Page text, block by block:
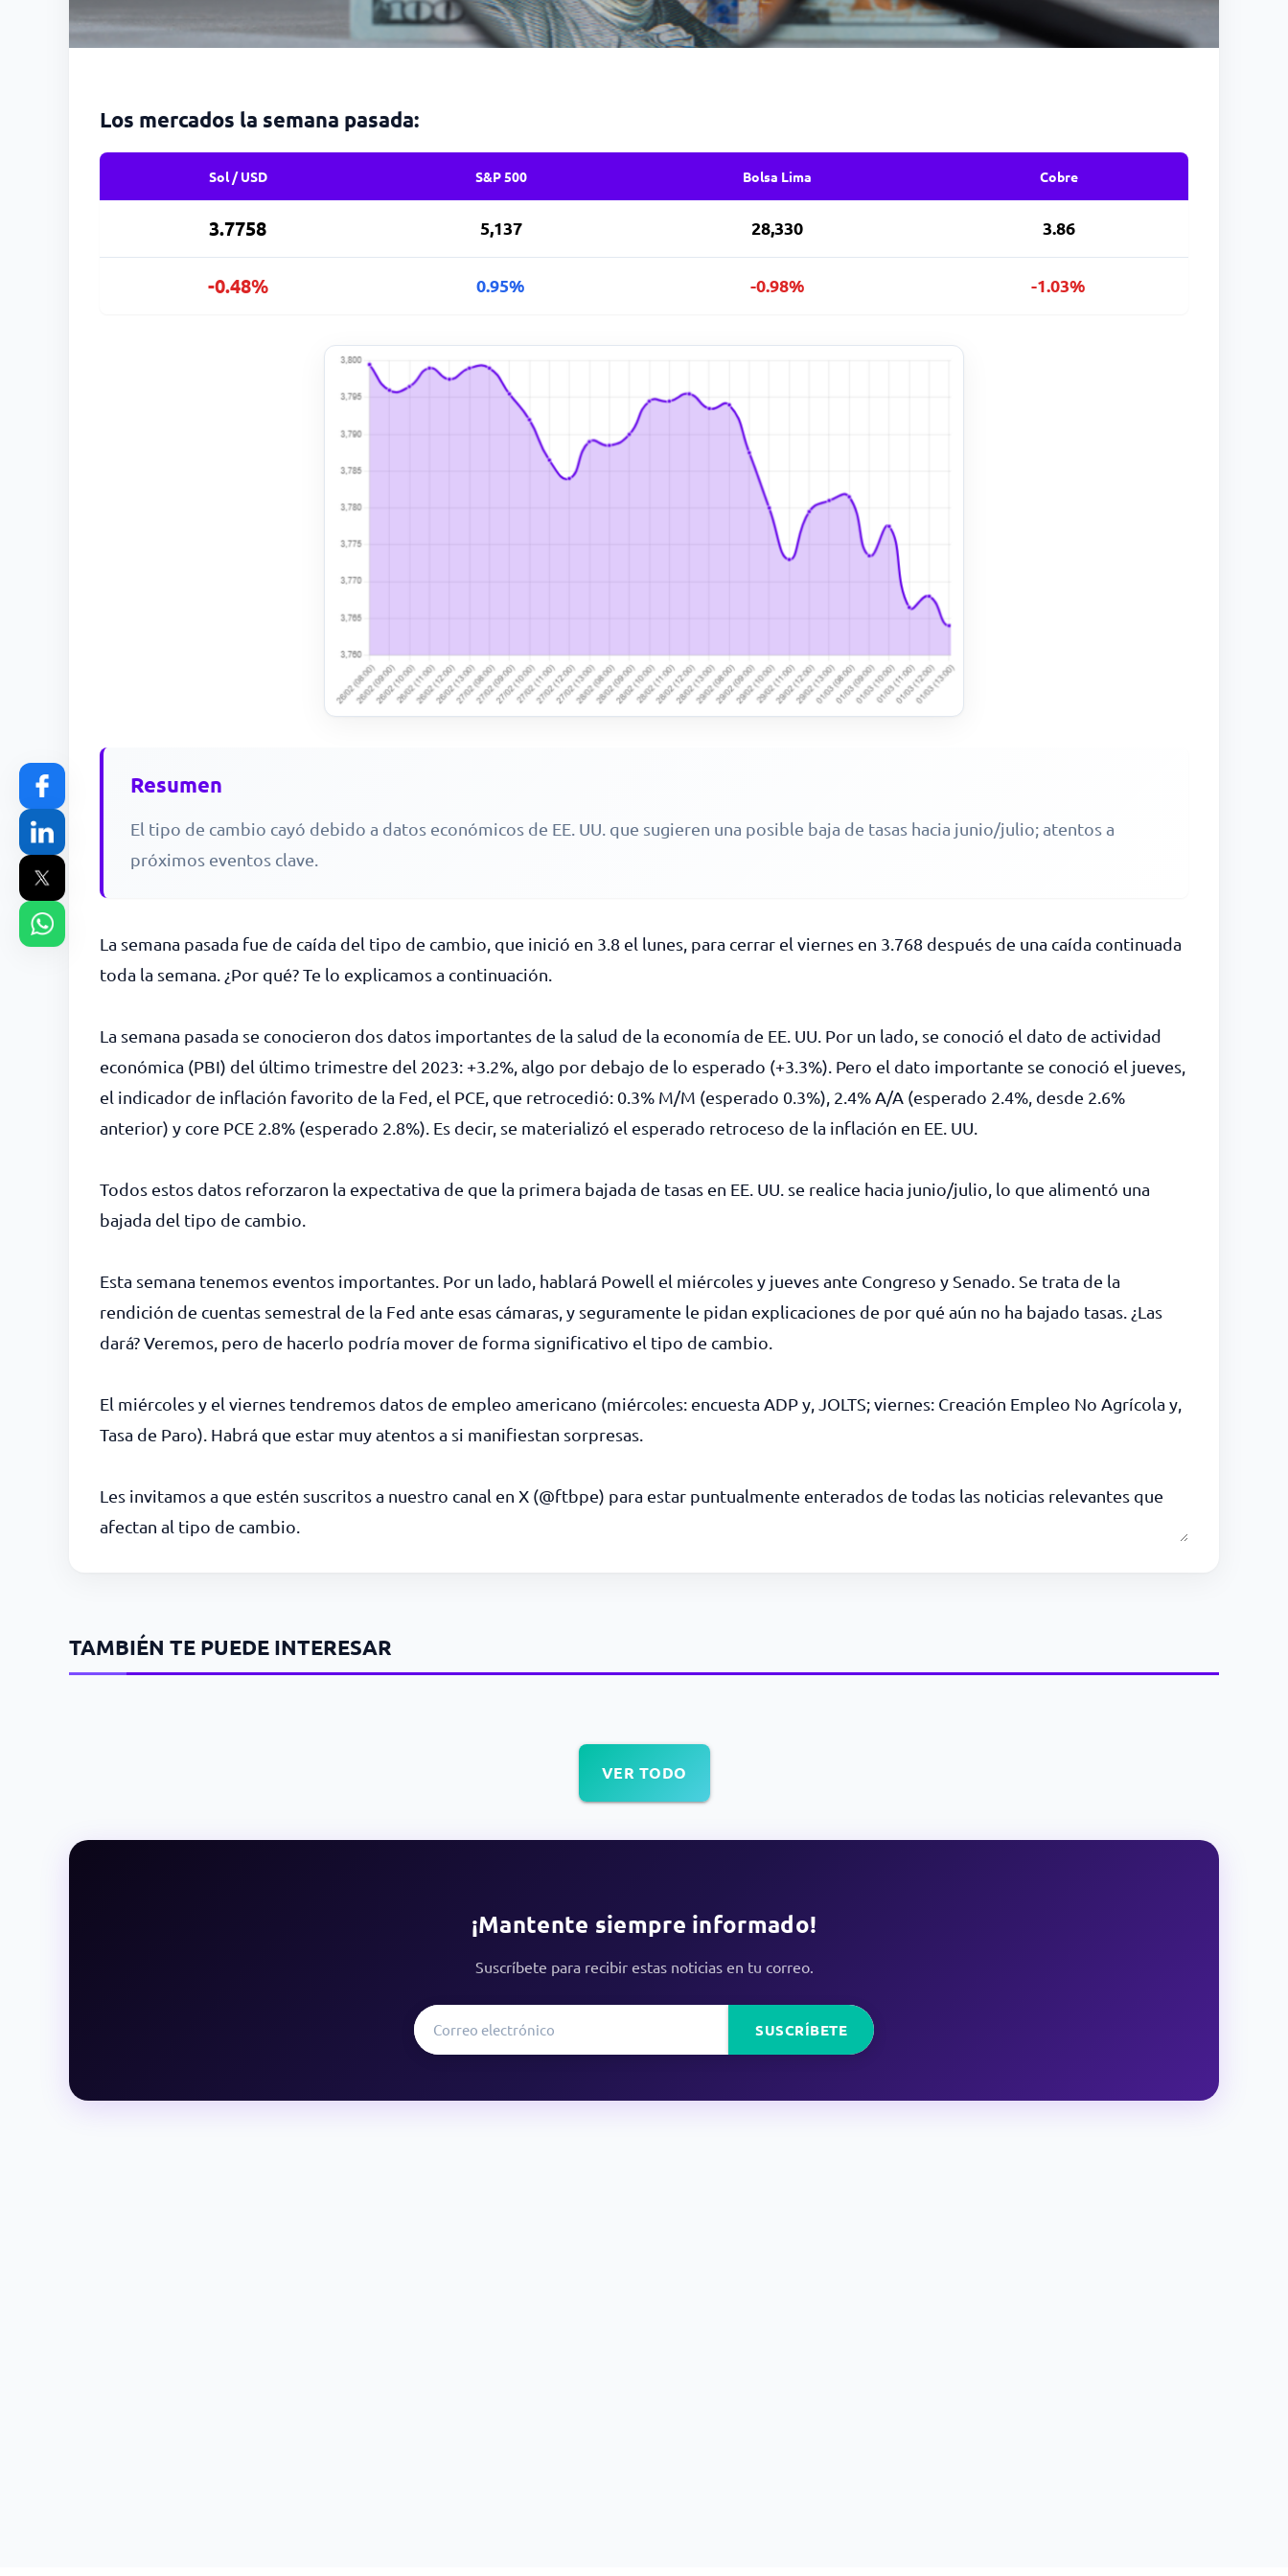
Los mercados la semana pasada:
Sol / USD S&P 500 Bolsa Lima Cobre
3.7758 5,137 28,330 3.86
-0.48% 0.95% -0.98% -1.03%
Resumen
El tipo de cambio cayó debido a datos económicos de EE. UU. que sugieren una posible baja de tasas hacia junio/julio; atentos a
próximos eventos clave.
La semana pasada fue de caída del tipo de cambio, que inició en 3.8 el lunes, para cerrar el viernes en 3.768 después de una caída continuada
toda la semana. ¿Por qué? Te lo explicamos a continuación.
La semana pasada se conocieron dos datos importantes de la salud de la economía de EE. UU. Por un lado, se conoció el dato de actividad
económica (PBI) del último trimestre del 2023: +3.2%, algo por debajo de lo esperado (+3.3%). Pero el dato importante se conoció el jueves,
el indicador de inflación favorito de la Fed, el PCE, que retrocedió: 0.3% M/M (esperado 0.3%), 2.4% A/A (esperado 2.4%, desde 2.6%
anterior) y core PCE 2.8% (esperado 2.8%). Es decir, se materializó el esperado retroceso de la inflación en EE. UU.
Todos estos datos reforzaron la expectativa de que la primera bajada de tasas en EE. UU. se realice hacia junio/julio, lo que alimentó una
bajada del tipo de cambio.
Esta semana tenemos eventos importantes. Por un lado, hablará Powell el miércoles y jueves ante Congreso y Senado. Se trata de la
rendición de cuentas semestral de la Fed ante esas cámaras, y seguramente le pidan explicaciones de por qué aún no ha bajado tasas. ¿Las
dará? Veremos, pero de hacerlo podría mover de forma significativo el tipo de cambio.
El miércoles y el viernes tendremos datos de empleo americano (miércoles: encuesta ADP y, JOLTS; viernes: Creación Empleo No Agrícola y,
Tasa de Paro). Habrá que estar muy atentos a si manifiestan sorpresas.
Les invitamos a que estén suscritos a nuestro canal en X (@ftbpe) para estar puntualmente enterados de todas las noticias relevantes que
afectan al tipo de cambio.
TAMBIÉN TE PUEDE INTERESAR
VER TODO
¡Mantente siempre informado!
Suscríbete para recibir estas noticias en tu correo.
SUSCRÍBETE